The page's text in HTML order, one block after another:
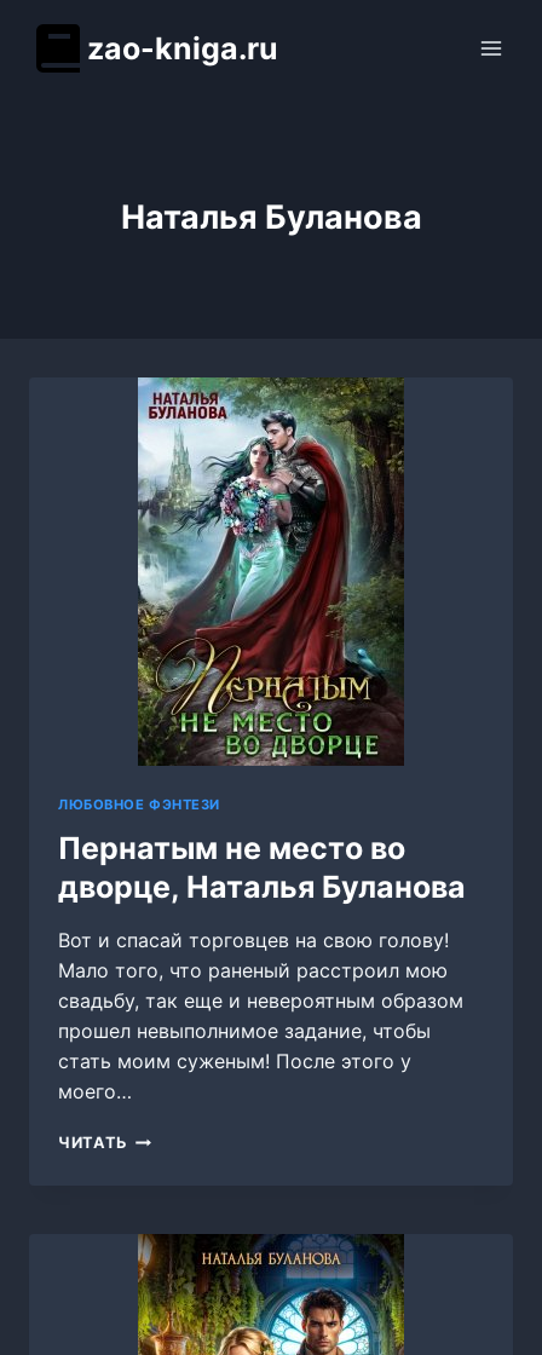
содержимому
zao-kniga.ru
Наталья Буланова
ЛЮБОВНОЕ ФЭНТЕЗИ
Пернатым не место во
дворце, Наталья Буланова
Вот и спасай торговцев на свою голову!
Мало того, что раненый расстроил мою
свадьбу, так еще и невероятным образом
прошел невыполнимое задание, чтобы
стать моим суженым! После этого у
моего…
ЧИТАТЬ ПЕРНАТЫМ
ДВОРЦЕ,
НАТАЛЬЯ
БУЛАНОВА